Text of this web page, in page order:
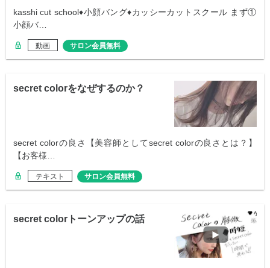
kasshi cut school♦︎小顔バング♦︎カッシーカットスクール まず①
小顔バ…
動画 サロン会員無料
secret colorをなぜするのか？
secret colorの良さ【美容師としてsecret colorの良さとは？】
【お客様…
テキスト サロン会員無料
secret colorトーンアップの話